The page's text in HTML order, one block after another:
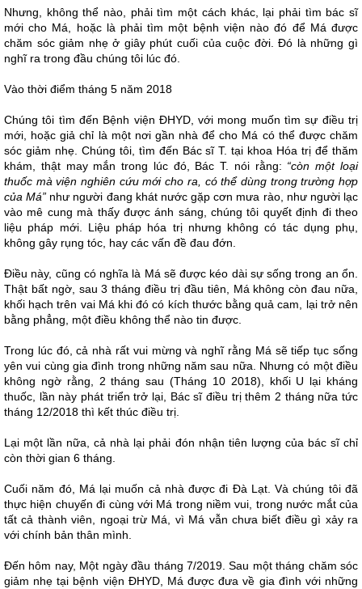
Nhưng, không thể nào, phải tìm một cách khác, lại phải tìm bác sĩ
mới cho Má, hoặc là phải tìm một bệnh viện nào đó để Má được
chăm sóc giảm nhẹ ở giây phút cuối của cuộc đời. Đó là những gì
nghĩ ra trong đầu chúng tôi lúc đó.
Vào thời điểm tháng 5 năm 2018
Chúng tôi tìm đến Bệnh viện ĐHYD, với mong muốn tìm sự điều trị
mới, hoặc giả chỉ là một nơi gần nhà để cho Má có thể được chăm
sóc giảm nhẹ. Chúng tôi, tìm đến Bác sĩ T. tại khoa Hóa trị để thăm
khám, thật may mắn trong lúc đó, Bác T. nói rằng: “còn một loại
thuốc mà viện nghiên cứu mới cho ra, có thể dùng trong trường hợp
của Má” như người đang khát nước gặp cơn mưa rào, như người lạc
vào mê cung mà thấy được ánh sáng, chúng tôi quyết định đi theo
liệu pháp mới. Liệu pháp hóa trị nhưng không có tác dụng phụ,
không gây rụng tóc, hay các vấn đề đau đớn.
Điều này, cũng có nghĩa là Má sẽ được kéo dài sự sống trong an ổn.
Thật bất ngờ, sau 3 tháng điều trị đầu tiên, Má không còn đau nữa,
khối hạch trên vai Má khi đó có kích thước bằng quả cam, lại trở nên
bằng phẳng, một điều không thể nào tin được.
Trong lúc đó, cả nhà rất vui mừng và nghĩ rằng Má sẽ tiếp tục sống
yên vui cùng gia đình trong những năm sau nữa. Nhưng có một điều
không ngờ rằng, 2 tháng sau (Tháng 10 2018), khối U lại kháng
thuốc, lần này phát triển trở lại, Bác sĩ điều trị thêm 2 tháng nữa tức
tháng 12/2018 thì kết thúc điều trị.
Lại một lần nữa, cả nhà lại phải đón nhận tiên lượng của bác sĩ chỉ
còn thời gian 6 tháng.
Cuối năm đó, Má lại muốn cả nhà được đi Đà Lạt. Và chúng tôi đã
thực hiện chuyến đi cùng với Má trong niềm vui, trong nước mắt của
tất cả thành viên, ngoại trừ Má, vì Má vẫn chưa biết điều gì xảy ra
với chính bản thân mình.
Đến hôm nay, Một ngày đầu tháng 7/2019. Sau một tháng chăm sóc
giảm nhẹ tại bệnh viện ĐHYD, Má được đưa về gia đình với những